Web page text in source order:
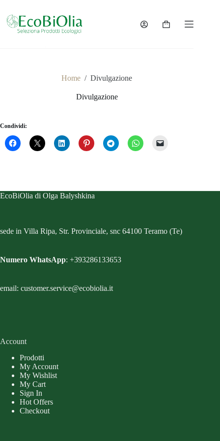
contenuto
Carrello
Home / Divulgazione
Divulgazione
Condividi:
EcoBiOlia di Olga Balyshkina
sede in Villa Ripa, Str. Provinciale, snc 64100 Teramo (Te)
Numero WhatsApp: +393286133653
email: customer.service@ecobiolia.it
Account
Prodotti
My Account
My Wishlist
My Cart
Sign In
Hot Offers
Checkout